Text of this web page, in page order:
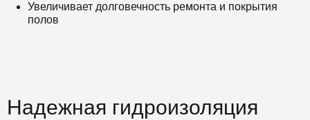
Увеличивает долговечность ремонта и покрытия
полов
Надежная гидроизоляция